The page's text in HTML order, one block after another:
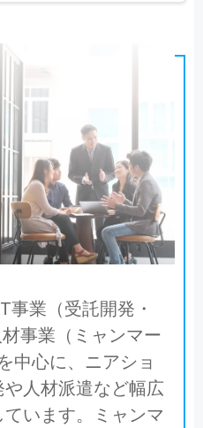
事業（受託開発・
事業（ミャンマー
中心に、ニアショ
人材派遣など幅広
います。ミャンマ